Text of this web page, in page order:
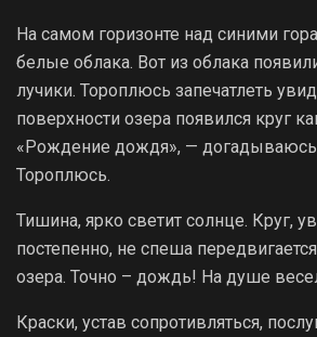
На самом горизонте над синими
белые облака. Вот из облака
лучики. Тороплюсь запечатлеть
поверхности озера появился круг
«Рождение дождя», — догадываюсь
Тороплюсь.
Тишина, ярко светит солнце. Круг,
постепенно, не спеша
озера. Точно – дождь! На душе
Краски, устав сопротивляться,